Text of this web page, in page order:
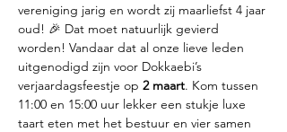
vereniging jarig en wordt zij maarliefst 4 jaar
oud! 🎉 Dat moet natuurlijk gevierd
worden! Vandaar dat al onze lieve leden
uitgenodigd zijn voor Dokkaebi’s
verjaardagsfeestje op 2 maart. Kom tussen
11:00 en 15:00 uur lekker een stukje luxe
taart eten met het bestuur en vier samen